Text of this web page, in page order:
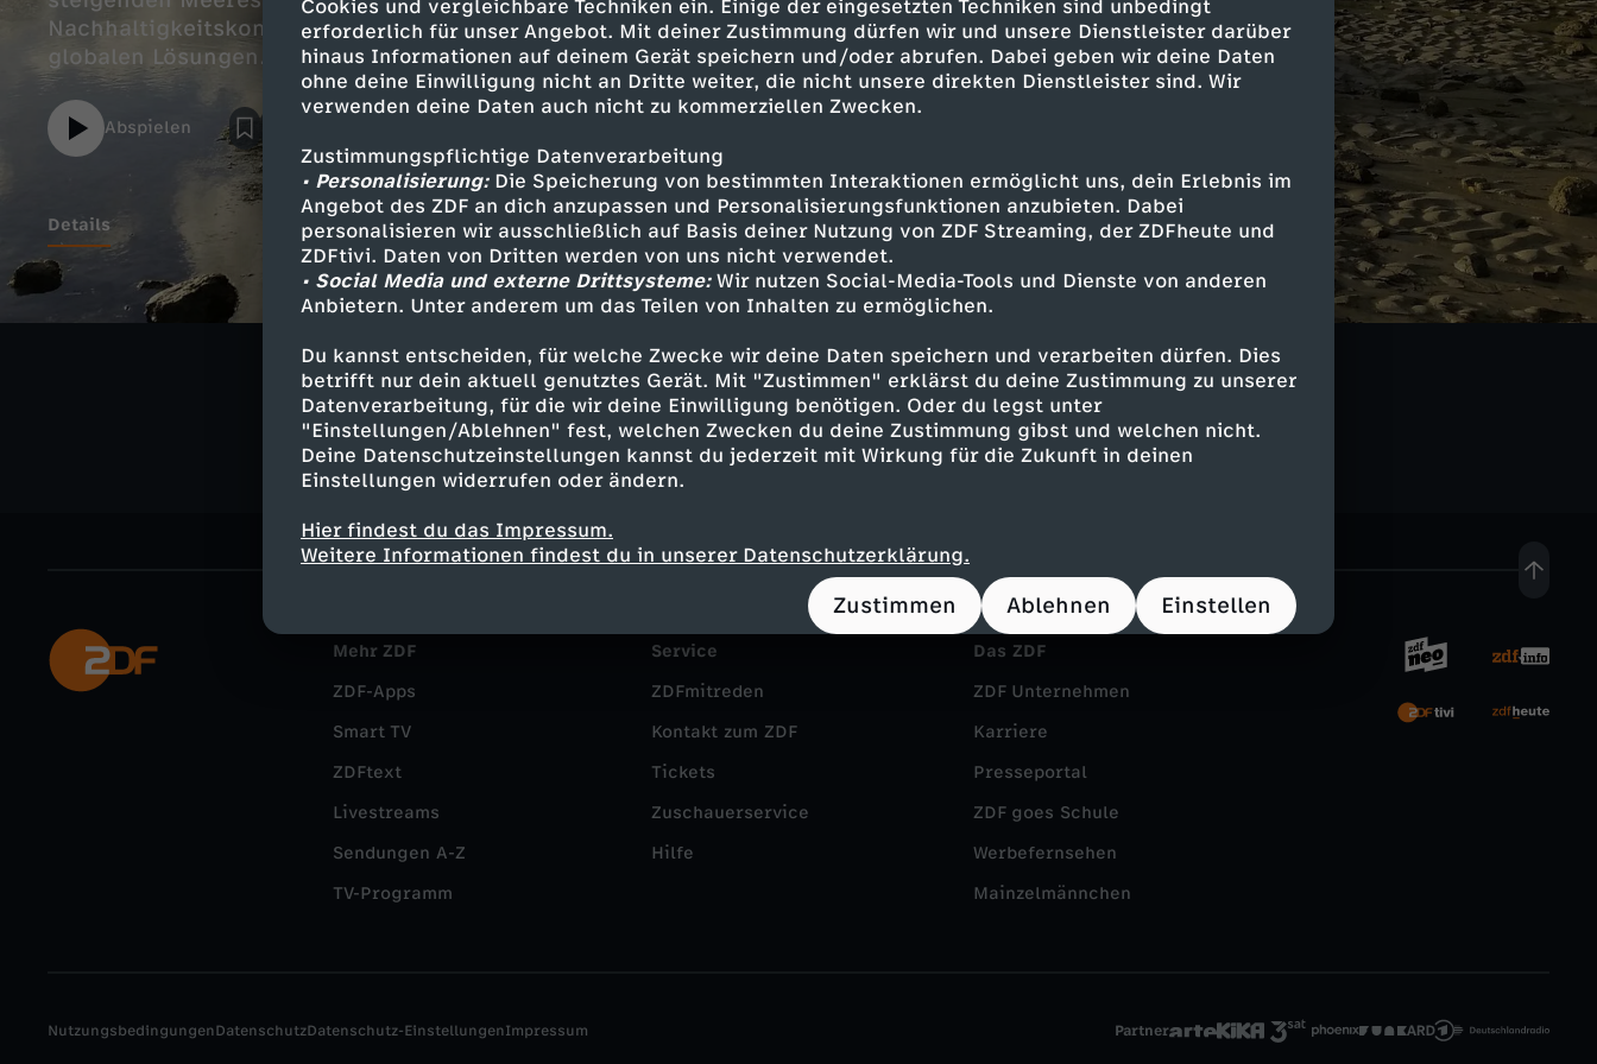
Cookies und vergleichbare Techniken ein. Einige der eingesetzten Techniken sind unbedingt
erforderlich für unser Angebot. Mit deiner Zustimmung dürfen wir und unsere Dienstleister darüber
hinaus Informationen auf deinem Gerät speichern und/oder abrufen. Dabei geben wir deine Daten
ohne deine Einwilligung nicht an Dritte weiter, die nicht unsere direkten Dienstleister sind. Wir
verwenden deine Daten auch nicht zu kommerziellen Zwecken.
Zustimmungspflichtige Datenverarbeitung
• Personalisierung:Die Speicherung von bestimmten Interaktionen ermöglicht uns, dein Erlebnis im
Angebot des ZDF an dich anzupassen und Personalisierungsfunktionen anzubieten. Dabei
personalisieren wir ausschließlich auf Basis deiner Nutzung von ZDF Streaming, der ZDFheute und
ZDFtivi. Daten von Dritten werden von uns nicht verwendet.
• Social Media und externe Drittsysteme:Wir nutzen Social-Media-Tools und Dienste von anderen
Anbietern. Unter anderem um das Teilen von Inhalten zu ermöglichen.
Du kannst entscheiden, für welche Zwecke wir deine Daten speichern und verarbeiten dürfen. Dies
betrifft nur dein aktuell genutztes Gerät. Mit "Zustimmen" erklärst du deine Zustimmung zu unserer
Datenverarbeitung, für die wir deine Einwilligung benötigen. Oder du legst unter
"Einstellungen/Ablehnen" fest, welchen Zwecken du deine Zustimmung gibst und welchen nicht.
Deine Datenschutzeinstellungen kannst du jederzeit mit Wirkung für die Zukunft in deinen
Einstellungen widerrufen oder ändern.
Hier findest du das Impressum.
Weitere Informationen findest du in unserer Datenschutzerklärung.
Zustimmen Ablehnen Einstellen
Nachhaltigkeitskonferenz sucht nach wissenschaftlich fundierten,
globalen Lösungen.
Abspielen
Details
Ähnliche Inhalte entdecken
Umwelt Magazin aufschlussreich NANO Magazin NANO
Mehr ZDF
ZDF-Apps
Smart TV
ZDFtext
Livestreams
Sendungen A-Z
TV-Programm
Service
ZDFmitreden
Kontakt zum ZDF
Tickets
Zuschauerservice
Hilfe
Das ZDF
ZDF Unternehmen
Karriere
Presseportal
ZDF goes Schule
Werbefernsehen
Mainzelmännchen
Partner
NutzungsbedingungenDatenschutzDatenschutz-EinstellungenImpressum